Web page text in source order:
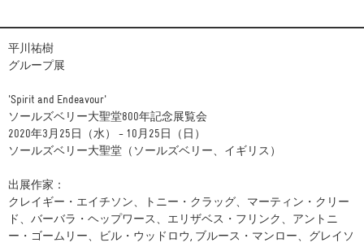
平川祐樹
グループ展
'Spirit and Endeavour'
ソールズベリー大聖堂800年記念展覧会
2020年3月25日（水） - 10月25日（日）
ソールズベリー大聖堂（ソールズベリー、イギリス）
出展作家：
クレイギー・エイチソン、トニー・クラッグ、マーティン・クリー
ド、バーバラ・ヘップワース、エリザベス・フリンク、アントニ
ー・ゴームリー、ビル・ウッドロウ, ブルース・マンロー、グレイソ